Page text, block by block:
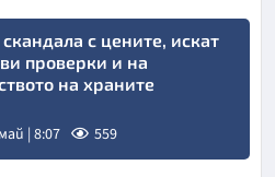
с цените, искат
проверки и на
на храните
| 8:07 559